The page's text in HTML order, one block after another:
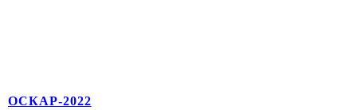
ОСКАР-2022